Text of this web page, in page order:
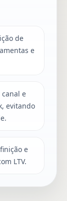
de
e
e
evitando
e
LTV.